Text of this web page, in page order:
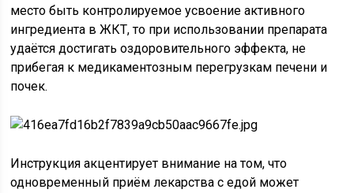
место быть контролируемое усвоение активного
ингредиента в ЖКТ, то при использовании препарата
удаётся достигать оздоровительного эффекта, не
прибегая к медикаментозным перегрузкам печени и
почек.
Инструкция акцентирует внимание на том, что
одновременный приём лекарства с едой может